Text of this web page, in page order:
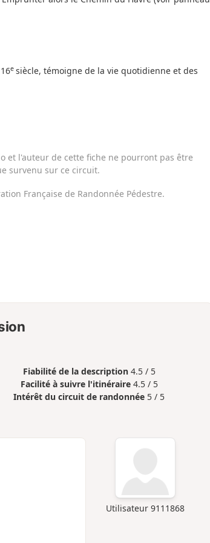
e siècle, témoigne de la vie quotidienne et des
et l'auteur de cette fiche ne pourront pas être
survenu sur ce circuit.
Française de Randonnée Pédestre.
Fiabilité de la description 4.5 / 5
Facilité à suivre l'itinéraire 4.5 / 5
Intérêt du circuit de randonnée 5 / 5
Utilisateur 9111868